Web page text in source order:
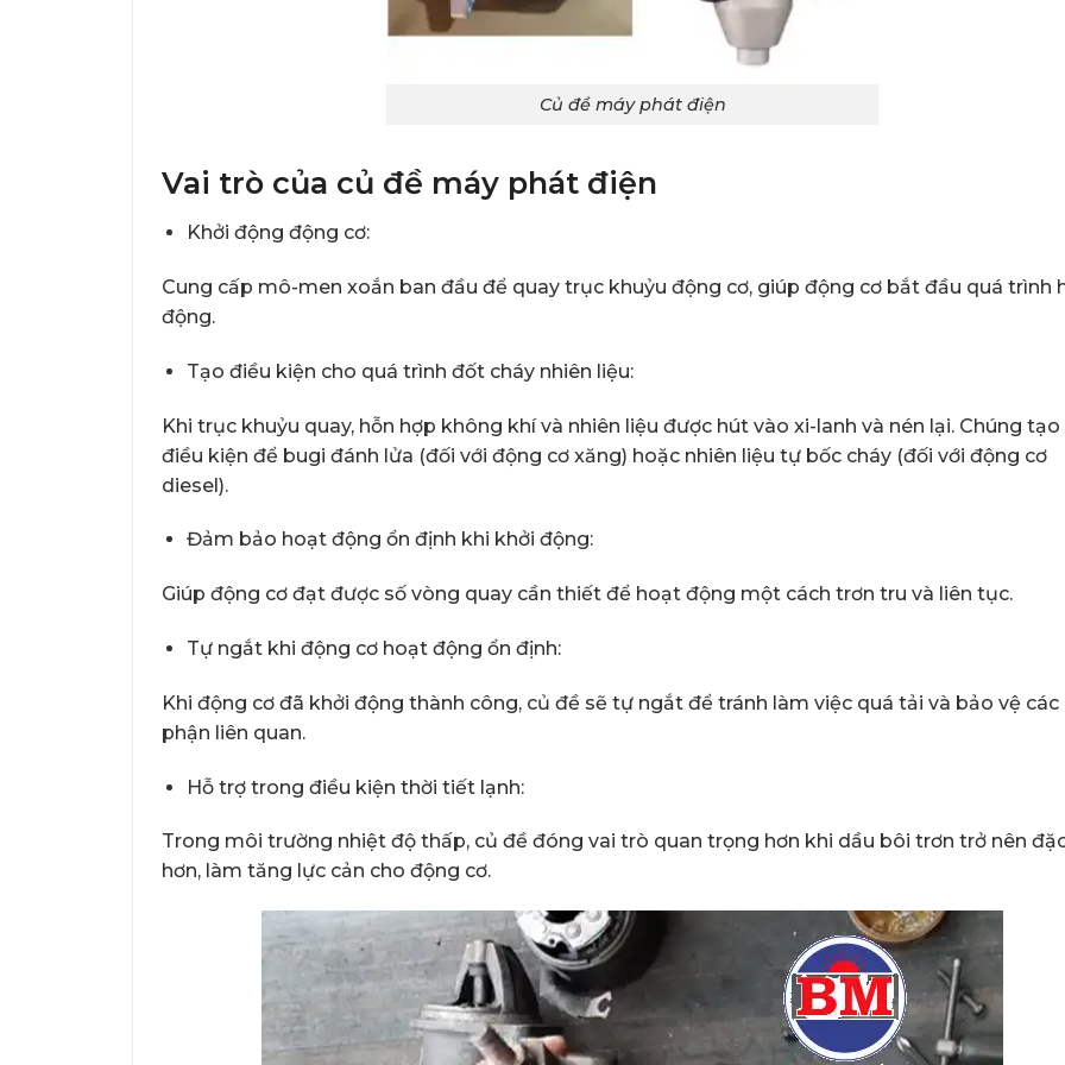
Củ đề máy phát điện
Vai trò của củ đề máy phát điện
Khởi động động cơ:
Cung cấp mô-men xoắn ban đầu để quay trục khuỷu động cơ, giúp động cơ bắt đầu quá trình
động.
Tạo điều kiện cho quá trình đốt cháy nhiên liệu:
Khi trục khuỷu quay, hỗn hợp không khí và nhiên liệu được hút vào xi-lanh và nén lại. Chúng tạo
điều kiện để bugi đánh lửa (đối với động cơ xăng) hoặc nhiên liệu tự bốc cháy (đối với động cơ
diesel).
Đảm bảo hoạt động ổn định khi khởi động:
Giúp động cơ đạt được số vòng quay cần thiết để hoạt động một cách trơn tru và liên tục.
Tự ngắt khi động cơ hoạt động ổn định:
Khi động cơ đã khởi động thành công, củ đề sẽ tự ngắt để tránh làm việc quá tải và bảo vệ các
phận liên quan.
Hỗ trợ trong điều kiện thời tiết lạnh:
Trong môi trường nhiệt độ thấp, củ đề đóng vai trò quan trọng hơn khi dầu bôi trơn trở nên
hơn, làm tăng lực cản cho động cơ.